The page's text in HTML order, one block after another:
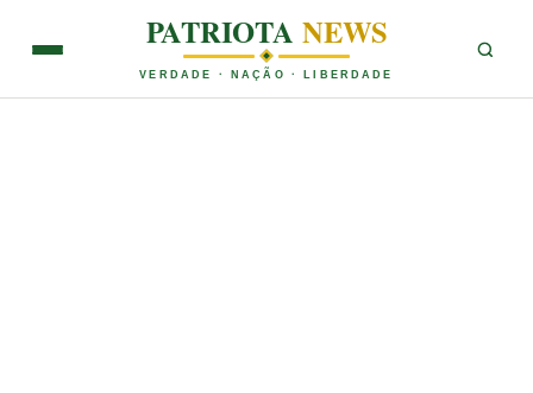
PATRIOTANEWS
VERDADE · NAÇÃO · LIBERDADE